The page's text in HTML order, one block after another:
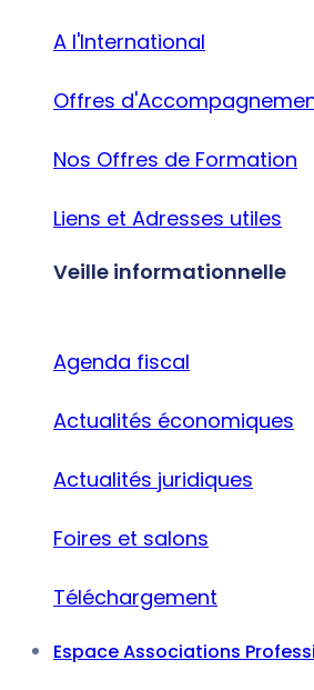
A l'International
Offres
Nos Offres de Formation
Liens et Adresses utiles
Veille informationnelle
Agenda fiscal
Actualités économiques
Actualités juridiques
Foires et salons
Téléchargement
Espace Associations